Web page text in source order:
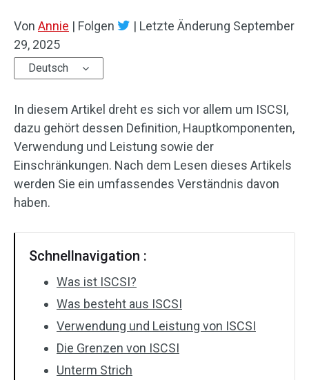
Von Annie | Folgen | Letzte Änderung September
29, 2025
Deutsch
In diesem Artikel dreht es sich vor allem um ISCSI,
dazu gehört dessen Definition, Hauptkomponenten,
Verwendung und Leistung sowie der
Einschränkungen. Nach dem Lesen dieses Artikels
werden Sie ein umfassendes Verständnis davon
haben.
Schnellnavigation :
Was ist ISCSI?
Was besteht aus ISCSI
Verwendung und Leistung von ISCSI
Die Grenzen von ISCSI
Unterm Strich